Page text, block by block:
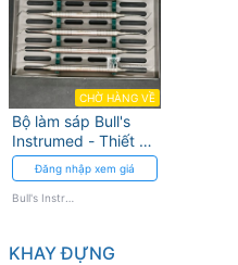
CHỜ HÀNG VỀ
Bộ làm sáp Bull's
Instrumed - Thiết bị
tháo lắp chính xác
Đăng nhập xem giá
KHAY ĐỰNG